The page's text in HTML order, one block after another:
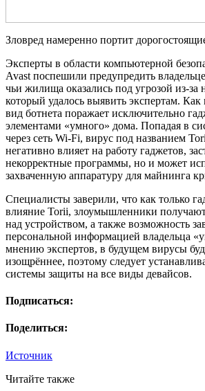
Зловред намеренно портит
Эксперты в области компьютерной
Avast поспешили предупредить
чьи жилища оказались под угрозой из-за
который удалось выявить экспертам.
вид ботнета поражает исключительно
элементами «умного» дома. Попадая в
через сеть Wi-Fi, вирус под названием
негативно влияет на работу гаджетов,
некорректные программы, но и может
захваченную аппаратуру для майнинга
Специалисты заверили, что как только
влияние Torii, злоумышленники
над устройством, а также возможность
персональной информацией владельца
мнению экспертов, в будущем вирусы
изощрённее, поэтому следует
системы защиты на все виды девайсов.
Подписаться:
Поделиться:
Источник
Читайте также